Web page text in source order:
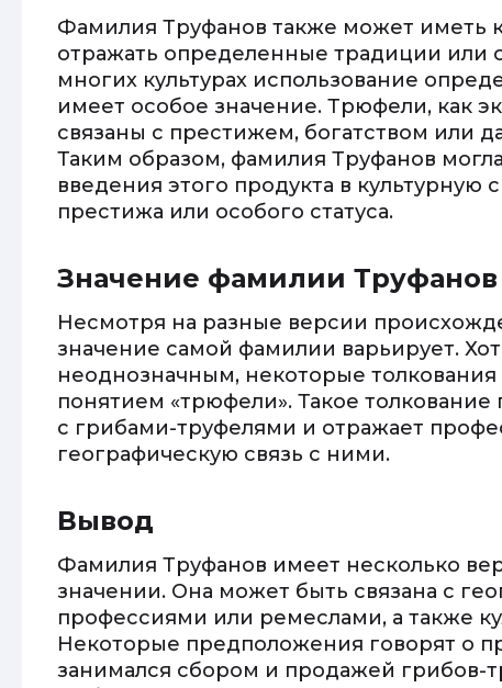
Фамилия Труфанов также может иметь
отражать определенные традиции или
многих культурах использование
имеет особое значение. Трюфели, как
связаны с престижем, богатством или
Таким образом, фамилия Труфанов
введения этого продукта в культурную
престижа или особого статуса.
Значение фамилии Труфанов
Несмотря на разные версии
значение самой фамилии варьирует.
неоднозначным, некоторые
понятием «трюфели». Такое
с грибами-труфелями и отражает
географическую связь с ними.
Вывод
Фамилия Труфанов имеет несколько
значении. Она может быть связана с
профессиями или ремеслами, а также
Некоторые предположения говорят о
занимался сбором и продажей грибов-